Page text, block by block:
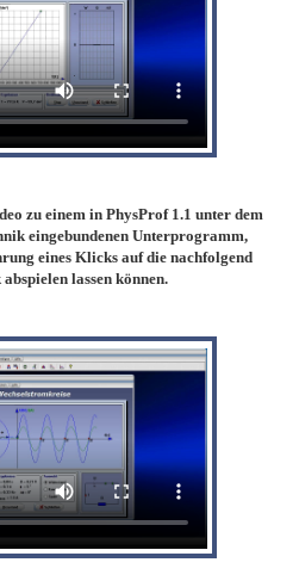
zu einem in PhysProf 1.1 unter dem
eingebundenen Unterprogramm,
eines Klicks auf die nachfolgend
lassen können.